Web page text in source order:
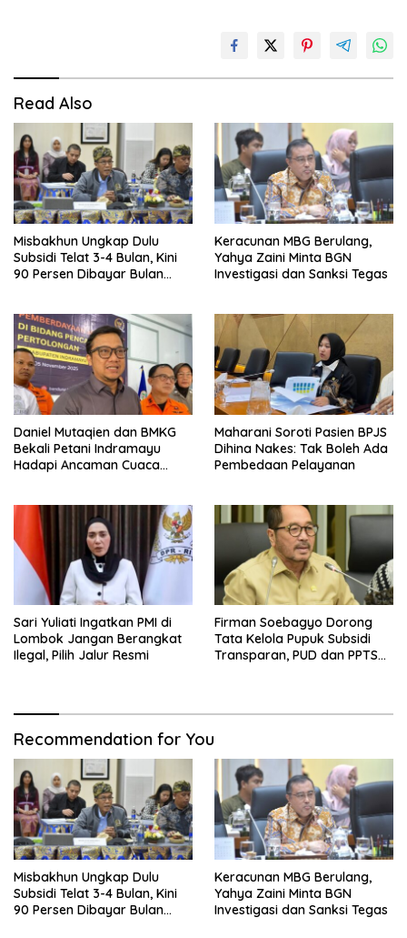
Read Also
Misbakhun Ungkap Dulu
Subsidi Telat 3-4 Bulan, Kini
90 Persen Dibayar Bulan
Keracunan MBG Berulang,
Yahya Zaini Minta BGN
Investigasi dan Sanksi Tegas
Daniel Mutaqien dan BMKG
Bekali Petani Indramayu
Hadapi Ancaman Cuaca
Maharani Soroti Pasien BPJS
Dihina Nakes: Tak Boleh Ada
Pembedaan Pelayanan
Sari Yuliati Ingatkan PMI di
Lombok Jangan Berangkat
Ilegal, Pilih Jalur Resmi
Firman Soebagyo Dorong
Tata Kelola Pupuk Subsidi
Transparan, PUD dan PPTS
Recommendation for You
Misbakhun Ungkap Dulu
Subsidi Telat 3-4 Bulan, Kini
90 Persen Dibayar Bulan
Keracunan MBG Berulang,
Yahya Zaini Minta BGN
Investigasi dan Sanksi Tegas